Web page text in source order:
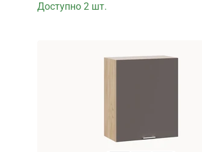
Доступно 2 шт.